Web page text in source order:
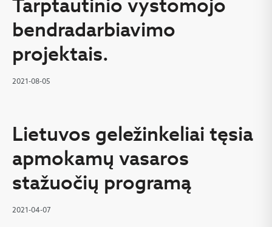
bendradarbiavimo
projektais.
2021-08-05
Lietuvos geležinkeliai tęsia
apmokamų vasaros
stažuočių programą
2021-04-07